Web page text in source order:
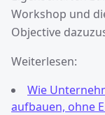
Workshop und
Objective
Weiterlesen:
Wie
aufbauen, ohne